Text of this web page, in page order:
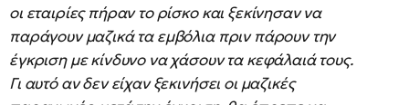
οι εταιρίες πήραν το ρίσκο και ξεκίνησαν να
παράγουν μαζικά τα εμβόλια πριν πάρουν την
έγκριση με κίνδυνο να χάσουν τα κεφάλαιά τους.
Γι αυτό αν δεν είχαν ξεκινήσει οι μαζικές